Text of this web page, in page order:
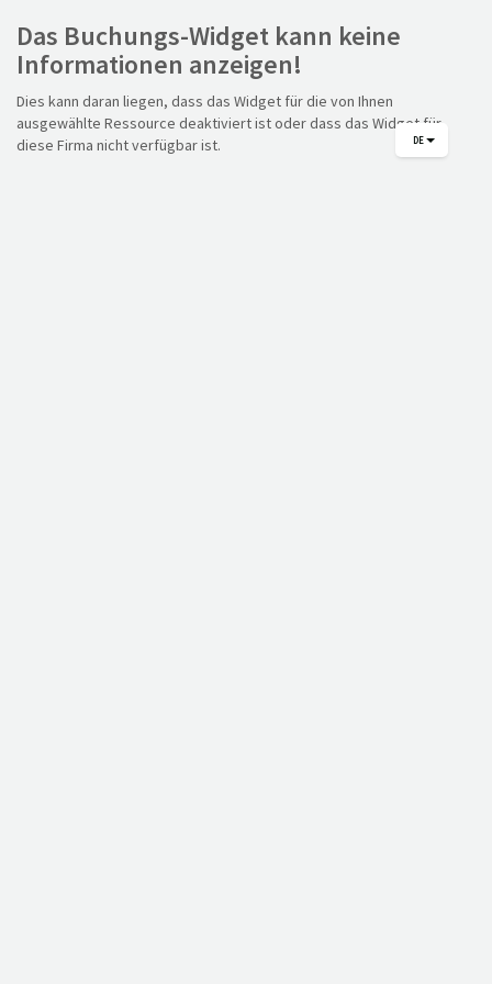
DE
Das Buchungs-Widget kann keine
Informationen anzeigen!
Dies kann daran liegen, dass das Widget für die von Ihnen
ausgewählte Ressource deaktiviert ist oder dass das Widget für
diese Firma nicht verfügbar ist.